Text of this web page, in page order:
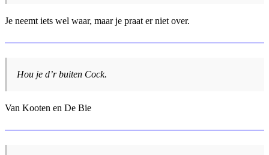
Je neemt iets wel waar, maar je praat er niet over.
Hou je d’r buiten Cock.
Van Kooten en De Bie